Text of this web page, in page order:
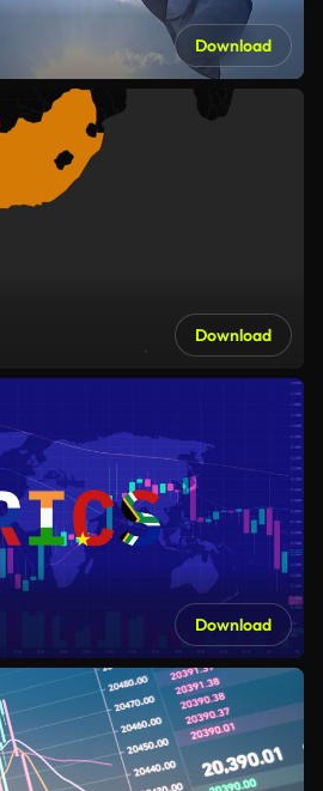
Download
Download
Download